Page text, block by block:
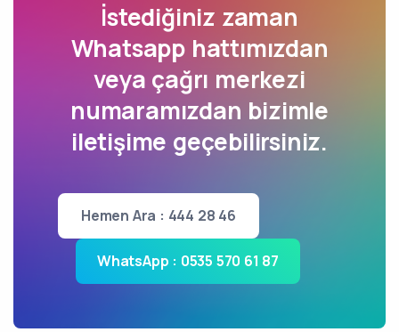
İstediğiniz zaman
Whatsapp hattımızdan
veya çağrı merkezi
numaramızdan bizimle
iletişime geçebilirsiniz.
Hemen Ara : 444 28 46
WhatsApp : 0535 570 61 87